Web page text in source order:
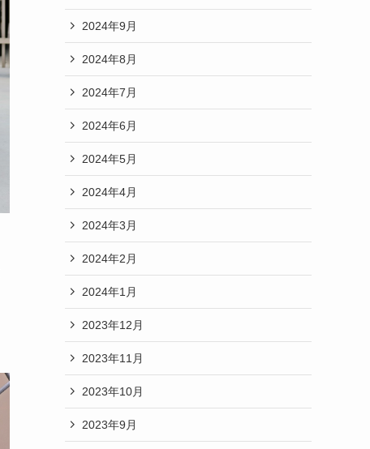
2024年9月
2024年8月
2024年7月
2024年6月
2024年5月
2024年4月
2024年3月
2024年2月
2024年1月
2023年12月
2023年11月
2023年10月
2023年9月